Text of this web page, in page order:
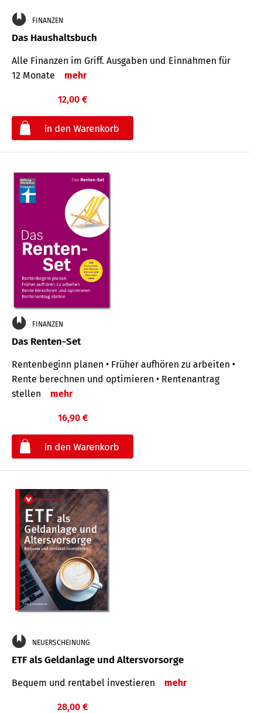
FINANZEN
Das Haushaltsbuch
Alle Finanzen im Griff. Aus­gaben und Ein­nahmen für
12 Monate
mehr
12,00 €
FINANZEN
Das Renten-Set
Rentenbeginn planen • Früher aufhören zu arbeiten •
Rente berechnen und optimieren • Rentenantrag
stellen
mehr
16,90 €
NEUERSCHEINUNG
ETF als Geldanlage und Altersvorsorge
Bequem und rentabel investieren mehr
28,00 €